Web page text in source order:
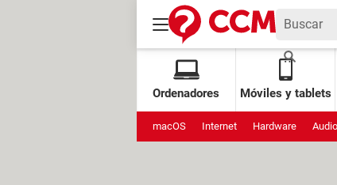
Ordenadores Móviles y tablets
macOS Internet Hardware Audio